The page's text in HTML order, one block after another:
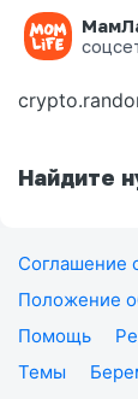
Ошибка
Найдите
Соглашение
Положение
Помощь
Темы